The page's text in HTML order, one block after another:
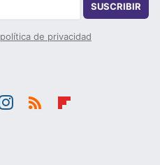
SUSCRIBIR
política de privacidad